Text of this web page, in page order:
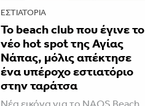
ΕΣΤΙΑΤΌΡΙΑ
Το beach club που έγινε το
νέο hot spot της Αγίας
Νάπας, μόλις απέκτησε
ένα υπέροχο εστιατόριο
στην ταράτσα